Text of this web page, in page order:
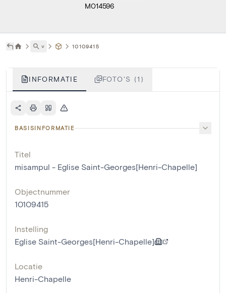
M014596
˅ 10109415
INFORMATIE FOTO'S (1)
BASISINFORMATIE
Titel
misampul - Eglise Saint-Georges[Henri-Chapelle]
Objectnummer
10109415
Instelling
Eglise Saint-Georges[Henri-Chapelle]
Locatie
Henri-Chapelle